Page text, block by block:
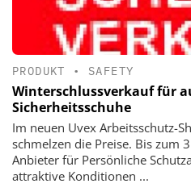
PRODUKT • SAFETY
Winterschlussverkauf für
Sicherheitsschuhe
Im neuen Uvex Arbeitsschutz-
schmelzen die Preise. Bis zum
Anbieter für Persönliche
attraktive Konditionen ...